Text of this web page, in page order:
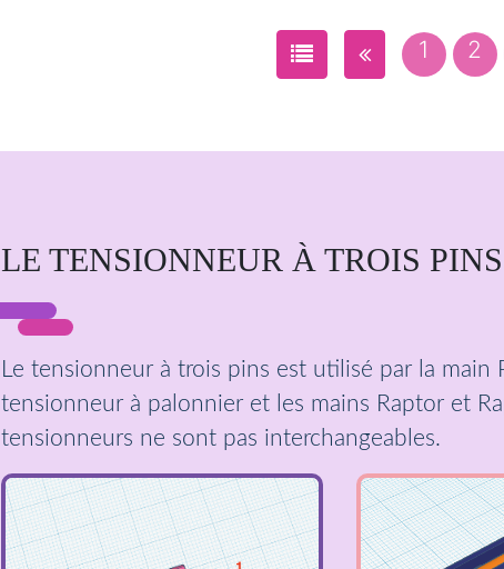
1 2
LE TENSIONNEUR À TROIS PINS
Le tensionneur à trois pins est utilisé par la
tensionneur à palonnier et les mains Raptor et
tensionneurs ne sont pas interchangeables.